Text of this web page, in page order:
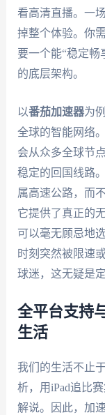
看高清直播。一
掉整个体验。你
要一个能“稳定畅
的底层架构。
以番茄加速器为
全球的智能网络
会从众多全球节
稳定的回国线路
属高速公路，而
它提供了真正的
可以毫无顾忌地
时刻突然被限速
球迷，这无疑是定
全平台支持
生活
我们的生活不止
析，用iPad追比
解说。因此，加